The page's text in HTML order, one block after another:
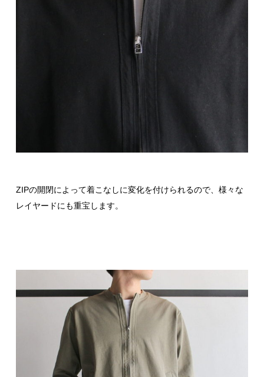
ZIPの開閉によって着こなしに変化を付けられるので、様々な
レイヤードにも重宝します。